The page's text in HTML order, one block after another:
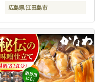
広島県 江田島市